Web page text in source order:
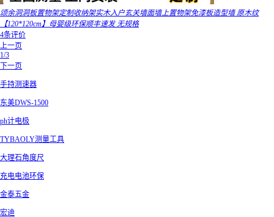
颂余洞洞板置物架定制收纳架实木入户玄关墙面墙上置物架免漆板造型墙 原木纹
【120*120cm】母婴级环保顺丰速发 无规格
4条评价
上一页
1/3
下一页
手持测速器
东美DWS-1500
ph计电极
TYBAOLY测量工具
大理石角度尺
充电电池环保
金泰五金
宏迪